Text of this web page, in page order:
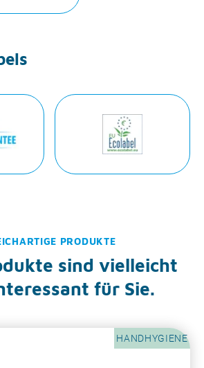
PRODUKTE
sind vielleicht
für Sie.
HANDHYGIENE